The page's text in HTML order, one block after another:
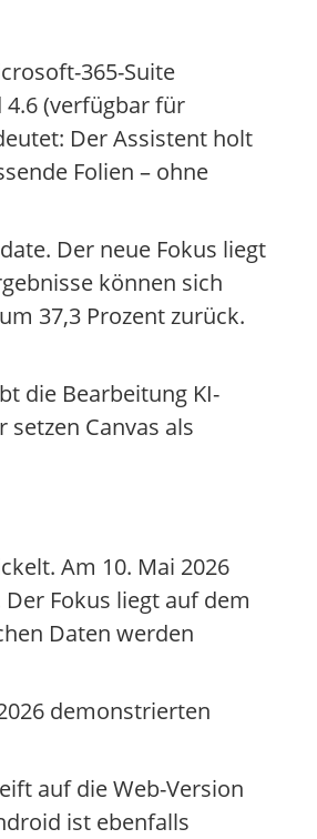
365-Suite
4.6 (verfügbar für
Der Assistent holt
Folien – ohne
Der neue Fokus liegt
können sich
37,3 Prozent zurück.
die Bearbeitung KI-
Canvas als
Am 10. Mai 2026
Fokus liegt auf dem
Daten werden
demonstrierten
auf die Web-Version
ist ebenfalls